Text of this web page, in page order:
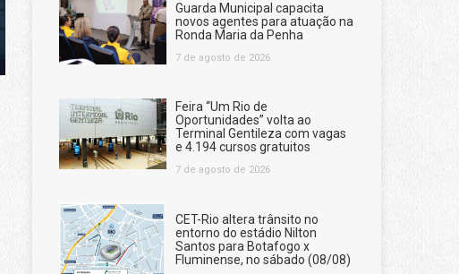
Guarda Municipal capacita
novos agentes para atuação na
Ronda Maria da Penha
7 de agosto de 2026
Feira “Um Rio de
Oportunidades” volta ao
Terminal Gentileza com vagas
e 4.194 cursos gratuitos
7 de agosto de 2026
CET-Rio altera trânsito no
entorno do estádio Nilton
Santos para Botafogo x
Fluminense, no sábado (08/08)